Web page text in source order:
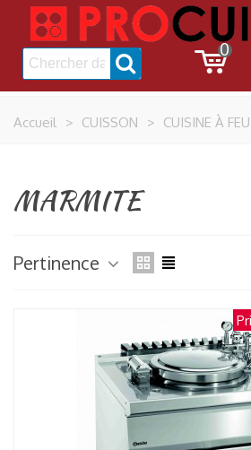
0
Accueil > CUISSON > CUISINE À
MARMITE
Pertinence